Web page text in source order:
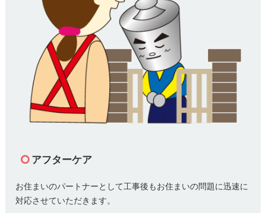
アフターケア
お住まいのパートナーとして工事後もお住まいの問題に迅速に
対応させていただきます。